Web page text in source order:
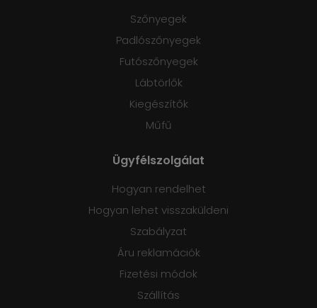
Szőnyegek
Padlószőnyegek
Futószőnyegek
Lábtörlők
Kiegészítők
Műfű
Ügyfélszolgálat
Hogyan rendelhet
Hogyan lehet visszaküldeni
Szabályzat
Áru reklamációk
Fizetési módok
Szállítás